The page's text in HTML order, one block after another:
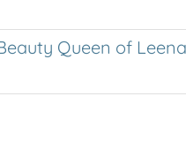
Queen of